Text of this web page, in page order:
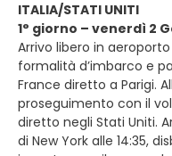
ITALIA/STATI UNITI
1° giorno – venerdì 2
Arrivo libero in
formalità d’imbarco e
France diretto a Parigi.
proseguimento con il
diretto negli Stati Uniti.
di New York alle 14:35,